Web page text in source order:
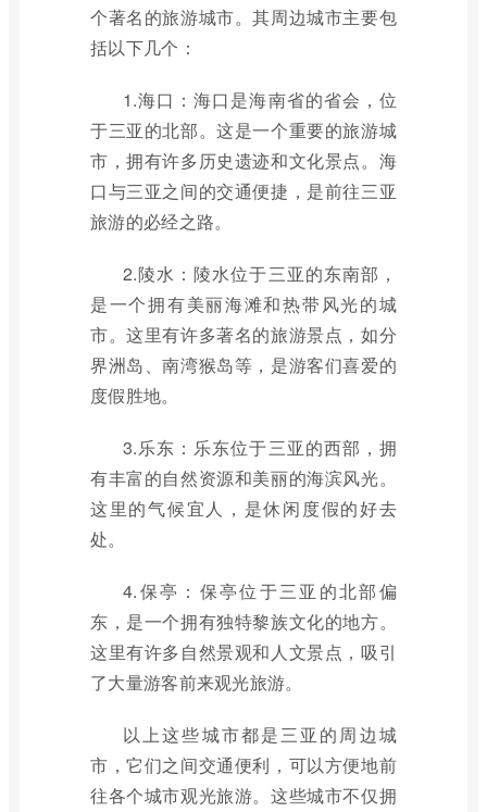
个著名的旅游城市。其周边城市主要包
括以下几个：
1.海口：海口是海南省的省会，位
于三亚的北部。这是一个重要的旅游城
市，拥有许多历史遗迹和文化景点。海
口与三亚之间的交通便捷，是前往三亚
旅游的必经之路。
2.陵水：陵水位于三亚的东南部，
是一个拥有美丽海滩和热带风光的城
市。这里有许多著名的旅游景点，如分
界洲岛、南湾猴岛等，是游客们喜爱的
度假胜地。
3.乐东：乐东位于三亚的西部，拥
有丰富的自然资源和美丽的海滨风光。
这里的气候宜人，是休闲度假的好去
处。
4.保亭：保亭位于三亚的北部偏
东，是一个拥有独特黎族文化的地方。
这里有许多自然景观和人文景点，吸引
了大量游客前来观光旅游。
以上这些城市都是三亚的周边城
市，它们之间交通便利，可以方便地前
往各个城市观光旅游。这些城市不仅拥